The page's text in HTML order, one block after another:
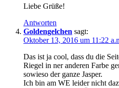
Liebe Grüße!
Antworten
Goldengelchen sagt:
Oktober 13, 2016 um 11:22
Das ist ja cool, dass du die
Riegel in ner anderen Farbe
sowieso der ganze Jasper.
Ich bin am WE leider nicht